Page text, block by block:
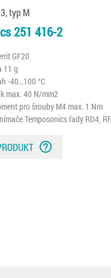
typ M
251 416-2
GF20
11 g
-40…100 °C
max. 40 N/mm2
pro šrouby M4 max. 1 Nm
Temposonics řady RD4, RF,
help_outline